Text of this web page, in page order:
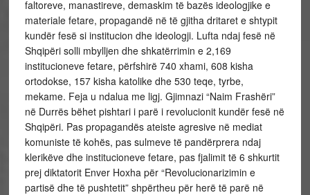
faltoreve, manastireve, demaskim të bazës ideologjike e
materiale fetare, propagandë në të gjitha dritaret e shtypit
kundër fesë si institucion dhe ideologji. Lufta ndaj fesë në
Shqipëri solli mbylljen dhe shkatërrimin e 2,169
institucioneve fetare, përfshirë 740 xhami, 608 kisha
ortodokse, 157 kisha katolike dhe 530 teqe, tyrbe,
mekame. Feja u ndalua me ligj. Gjimnazi “Naim Frashëri”
në Durrës bëhet pishtari i parë i revolucionit kundër fesë në
Shqipëri. Pas propagandës ateiste agresive në mediat
komuniste të kohës, pas sulmeve të pandërprera ndaj
klerikëve dhe institucioneve fetare, pas fjalimit të 6 shkurtit
prej diktatorit Enver Hoxha për “Revolucionarizimin e
partisë dhe të pushtetit” shpërtheu për herë të parë në